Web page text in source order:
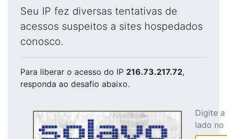
Seu IP fez diversas tentativas de
acessos suspeitos a sites hospedados
conosco.
Para liberar o acesso do IP 216.73.217.72,
responda ao desafio abaixo.
Digite
lado no